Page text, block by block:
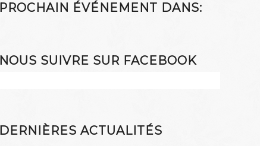
PROCHAIN ÉVÉNEMENT DANS:
NOUS SUIVRE SUR FACEBOOK
DERNIÈRES ACTUALITÉS